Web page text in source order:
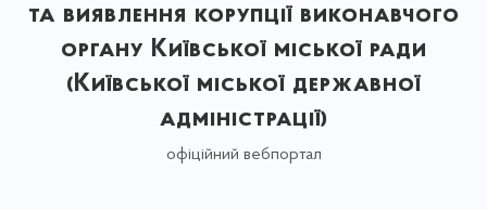
та виявлення корупції виконавчого
органу Київської міської ради
(Київської міської державної
адміністрації)
офіційний вебпортал